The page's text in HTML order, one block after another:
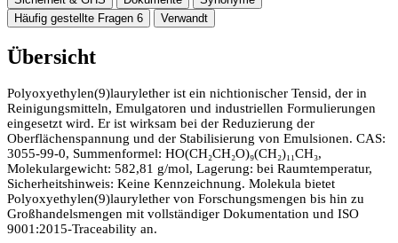
Häufig gestellte Fragen 6 Verwandt
Übersicht
Polyoxyethylen(9)laurylether ist ein nichtionischer Tensid, der in
Reinigungsmitteln, Emulgatoren und industriellen Formulierungen
eingesetzt wird. Er ist wirksam bei der Reduzierung der
Oberflächenspannung und der Stabilisierung von Emulsionen. CAS:
3055-99-0, Summenformel: HO(CH₂CH₂O)₉(CH₂)₁₁CH₃,
Molekulargewicht: 582,81 g/mol, Lagerung: bei Raumtemperatur,
Sicherheitshinweis: Keine Kennzeichnung. Molekula bietet
Polyoxyethylen(9)laurylether von Forschungsmengen bis hin zu
Großhandelsmengen mit vollständiger Dokumentation und ISO
9001:2015-Traceability an.